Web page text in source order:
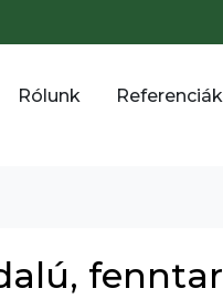
Rólunk Referenciák